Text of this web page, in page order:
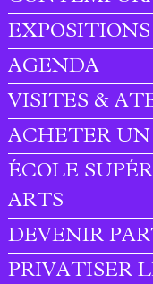
EXPOSITIONS
AGENDA
VISITES &
ACHETER
ÉCOLE
ARTS
DEVENIR
PRIVATISER